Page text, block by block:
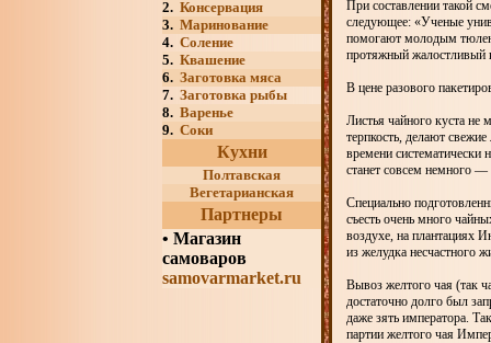
2. Консервация
3. Маринование
4. Соление
5. Квашение
6. Заготовка мяса
7. Заготовка рыбы
8. Варенье
9. Соки
Кухни
Полтавская
Вегетарианская
Партнеры
• Магазин
самоваров
samovarmarket.ru
При составлении такой
следующее: «Ученые
помогают молодым
протяжный жалостливый
В цене разового
Листья чайного куста
терпкость, делают
времени систематически
станет совсем немного
Специально
съесть очень много
воздухе, на плантациях
из желудка несчастного
Вывоз желтого чая (так
достаточно долго был
даже зять императора.
партии желтого чая